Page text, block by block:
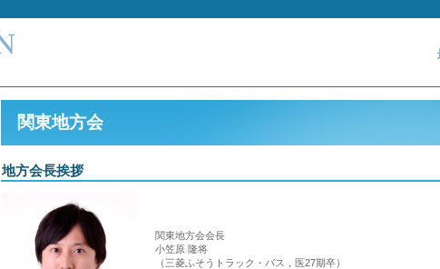
関東地方会
地方会長挨拶
関東地方会会長
小笠原 隆将
（三菱ふそうトラック・バス，医27期卒）